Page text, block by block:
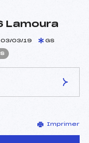
Lamoura
03/19 GS
LAURENT (MJ)
CHRISTIAN (MJ)
Imprimer